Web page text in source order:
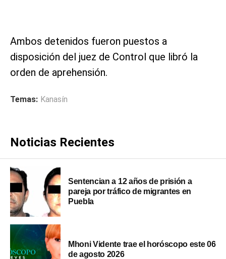
Ambos detenidos fueron puestos a
disposición del juez de Control que libró la
orden de aprehensión.
Temas: Kanasín
Noticias Recientes
Sentencian a 12 años de prisión a
pareja por tráfico de migrantes en
Puebla
Mhoni Vidente trae el horóscopo este 06
de agosto 2026